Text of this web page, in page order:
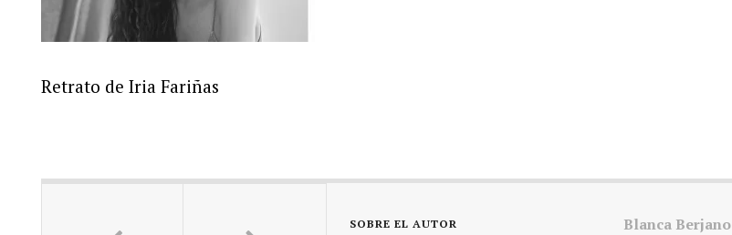
Retrato de Iria Fariñas
SOBRE EL AUTOR Blanca Berjano